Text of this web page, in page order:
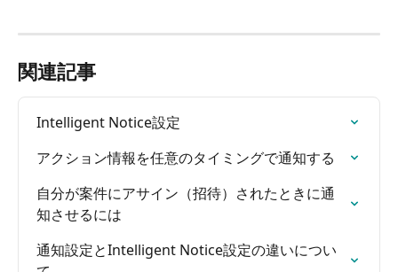
関連記事
Intelligent Notice設定
アクション情報を任意のタイミングで通知する
自分が案件にアサイン（招待）されたときに通
知させるには
通知設定とIntelligent Notice設定の違いについ